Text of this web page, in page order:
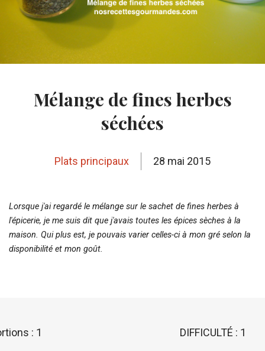
Mélange de fines herbes
séchées
Plats principaux 28 mai 2015
Lorsque j'ai regardé le mélange sur le sachet de fines herbes à
l'épicerie, je me suis dit que j'avais toutes les épices sèches à la
maison. Qui plus est, je pouvais varier celles-ci à mon gré selon la
disponibilité et mon goût.
: 1 DIFFICULTÉ : 1